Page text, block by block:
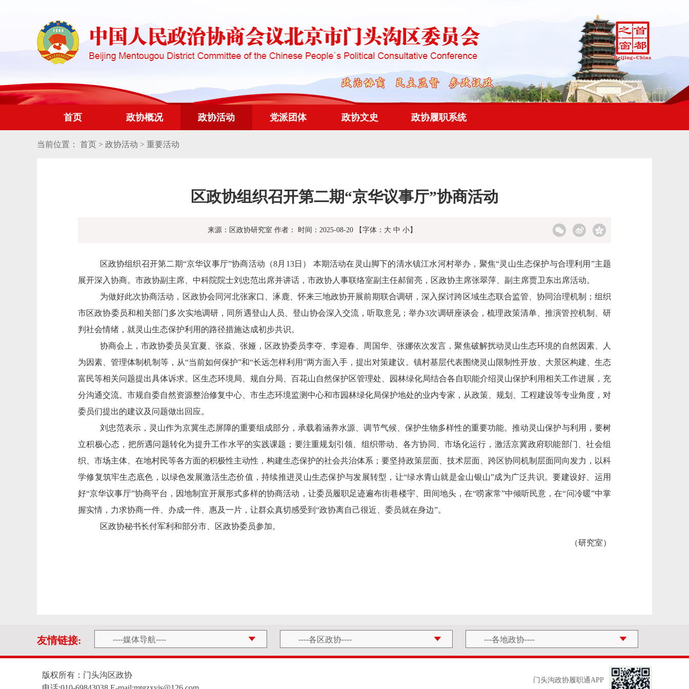
首页 政协概况 政协活动 党派团体 政协文史 政协履职系统
当前位置： 首页 > 政协活动 > 重要活动
区政协组织召开第二期“京华议事厅”协商活动
来源：区政协研究室 作者： 时间：2025-08-20 【字体： 大 中 小】
区政协组织召开第二期“京华议事厅”协商活动（8月 13日） 本期活动在灵山脚下的清水镇江水河村举办，聚焦“灵山生态保护与合理利用”主题
展开深入协商。市政协副主席、中科院院士刘忠范出席并讲话，市政协人事联络室副主任郝留亮，区政协主席张翠萍、副主席贾卫东出席活动。
为做好此次协商活动，区政协会同河北张家口、涿鹿、怀来三地政协开展前期联合调研，深入探讨跨区域生态联合监管、协同治理机制；组织
市区政协委员和相关部门多次实地调研，同所遇登山人员、登山协会深入交流，听取意见；举办3次调研座谈会，梳理政策清单、推演管控机制、研
判社会情绪，就灵山生态保护利用的路径措施达成初步共识。
协商会上，市政协委员吴宜夏、张焱、张娅，区政协委员李夺、李迎春、周国华、张娜依次发言，聚焦破解扰动灵山生态环境的自然因素、人
为因素、管理体制机制等，从“当前如何保护”和“长远怎样利用”两方面入手，提出对策建议。镇村基层代表围绕灵山限制性开放、大景区构建、生态
富民等相关问题提出具体诉求。区生态环境局、规自分局、百花山自然保护区管理处、园林绿化局结合各自职能介绍灵山保护利用相关工作进展，充
分沟通交流。市规自委自然资源整治修复中心、市生态环境监测中心和市园林绿化局保护地处的业内专家，从政策、规划、工程建设等专业角度，对
委员们提出的建议及问题做出回应。
刘忠范表示，灵山作为京冀生态屏障的重要组成部分，承载着涵养水源、调节气候、保护生物多样性的重要功能。推动灵山保护与利用，要树
立积极心态，把所遇问题转化为提升工作水平的实践课题；要注重规划引领、组织带动、各方协同、市场化运行，激活京冀政府职能部门、社会组
织、市场主体、在地村民等各方面的积极性主动性，构建生态保护的社会共治体系；要坚持政策层面、技术层面、跨区协同机制层面同向发力，以科
学修复筑牢生态底色，以绿色发展激活生态价值，持续推进灵山生态保护与发展转型，让“绿水青山就是金山银山”成为广泛共识。要建设好、运用
好“京华议事厅”协商平台，因地制宜开展形式多样的协商活动，让委员履职足迹遍布街巷楼宇、田间地头，在“唠家常”中倾听民意，在“问冷暖”中掌
握实情，力求协商一件、办成一件、惠及一片，让群众真切感受到“政协离自己很近、委员就在身边”。
区政协秘书长付军利和部分市、区政协委员参加。
（研究室）
友情链接:
版权所有：门头沟区政协
门头沟政协履职通APP